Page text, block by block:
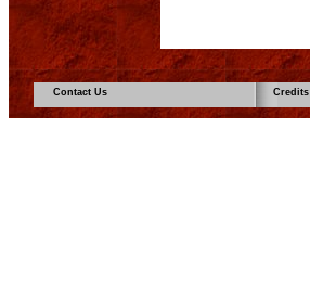
Contact Us Credits